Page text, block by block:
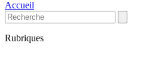
Accueil
Rubriques